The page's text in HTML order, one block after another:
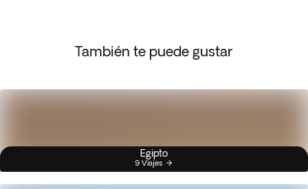
También te puede gustar
Egipto
9 Viajes